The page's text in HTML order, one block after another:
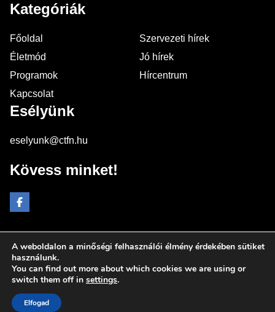
Kategóriák
Főoldal
Szervezeti hírek
Életmód
Jó hírek
Programok
Hírcentrum
Kapcsolat
Esélyünk
eselyunk@ctfn.hu
Kövess minket!
Copyright © 2024 eselyunk.hu. Minden jog fenntartva.
Általános Szerződési Feltételek
Adatkezelési Nyilatkozat
A weboldalon a minőségi felhasználói élmény érdekében sütiket
használunk.
You can find out more about which cookies we are using or
switch them off in settings.
Elfogad